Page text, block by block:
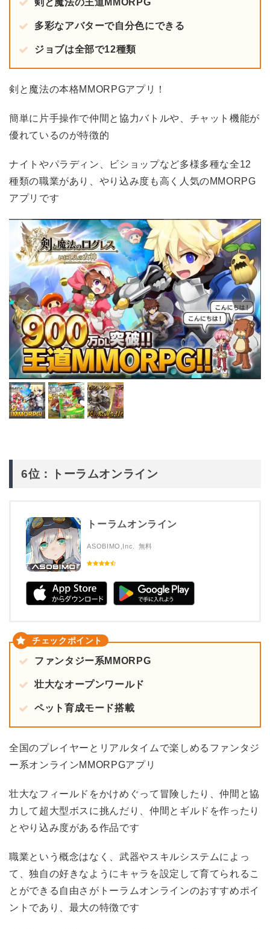
剣と魔法の王道MMORPG
多彩なアバターで自分色にできる
ジョブは全部で12種類
剣と魔法の本格MMORPGアプリ！
簡単に片手操作で仲間と協力バトルや、チャット機能が
優れているのが特徴的
ナイトやパラディン、ビショップなど多様多種な全12
種類の職業があり、やり込み度も高く人気のMMORPG
アプリです
6位：トーラムオンライン
トーラムオンライン
ASOBIMO,Inc. 無料
ファンタジー系MMORPG
壮大なオープンワールド
ペット育成モード搭載
全国のプレイヤーとリアルタイムで楽しめるファンタジ
ー系オンラインMMORPGアプリ
壮大なフィールドをかけめぐって冒険したり、仲間と協
力して超大型ボスに挑んだり、仲間とギルドを作ったり
とやり込み度がある作品です
職業という概念はなく、武器やスキルシステムによっ
て、独自の好きなようにキャラを設定して育てられるこ
とができる自由さがトーラムオンラインのおすすめポイ
ントであり、最大の特徴です